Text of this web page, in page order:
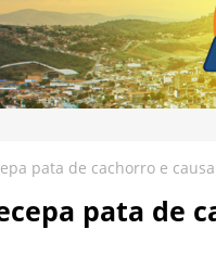
pata de cachorro e
pata de